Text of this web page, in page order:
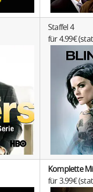
Staffel 4
für 4.99€
Komplette
für 3.99€